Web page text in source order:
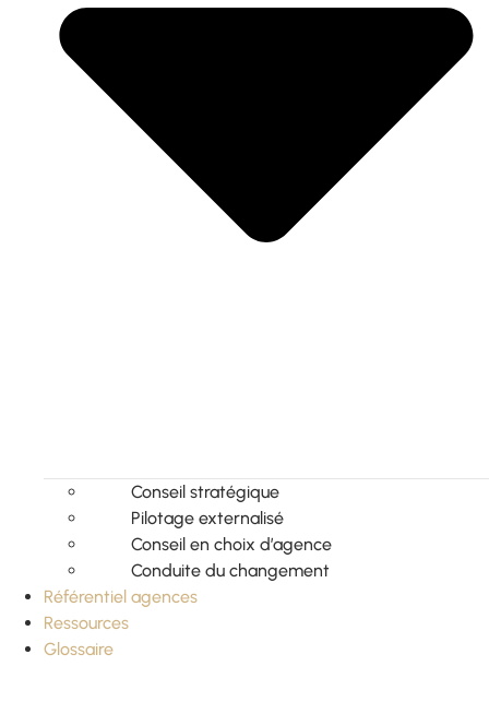
Conseil stratégique
Pilotage externalisé
Conseil en choix d’agence
Conduite du changement
Référentiel agences
Ressources
Glossaire